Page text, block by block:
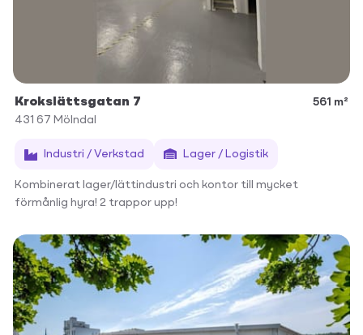
Krokslättsgatan 7
561 m²
431 67 Mölndal
Industri / Verkstad Lager / Logistik
Kombinerat lager/lättindustri och kontor till mycket
förmånlig hyra! 2 trappor upp!